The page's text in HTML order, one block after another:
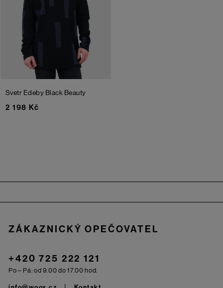
Svetr Edeby Black Beauty
2 198 Kč
ZÁKAZNICKÝ OPEČOVATEL
+420 725 222 121
Po – Pá: od 9.00 do 17.00 hod.